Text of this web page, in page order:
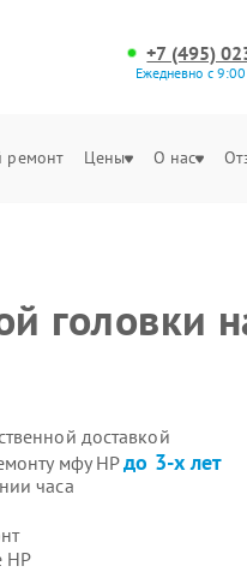
+7 (495)
Ежедневно с
ремонт Цены О нас
головки
доставкой
мфу HPдо 3-х лет
часа
HP